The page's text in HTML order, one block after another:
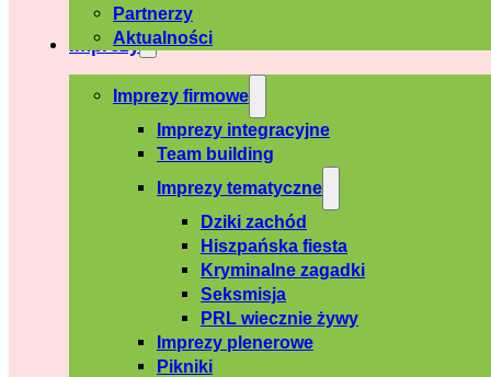
Partnerzy
Aktualności
Imprezy
Imprezy firmowe
Imprezy integracyjne
Team building
Imprezy tematyczne
Dziki zachód
Hiszpańska fiesta
Kryminalne zagadki
Seksmisja
PRL wiecznie żywy
Imprezy plenerowe
Pikniki